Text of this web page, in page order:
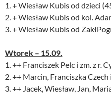
1. + Wiesław Kubis od dzieci
2. + Wiesław Kubis od kol.
3. + Wiesław Kubis od
Wtorek – 15.09.
1. ++ Franciszek Pelc i zm. z r.
2. ++ Marcin, Franciszka
3. ++ Jacek, Wiesław, Jan,